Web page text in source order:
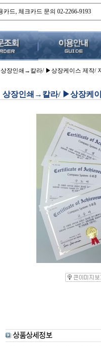
상장인쇄→칼라/ ▶상장케이스 제작/
상장인쇄→칼라/ ▶상장케이